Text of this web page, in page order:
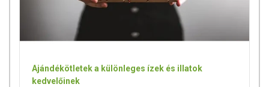
Ajándékötletek a különleges ízek és illatok
kedvelőinek